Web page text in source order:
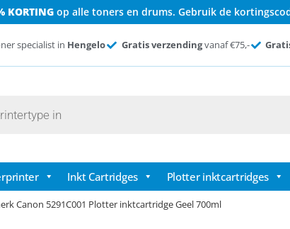
KORTINGop alle toners en drums. Gebruik de
specialist in Hengelo Gratis verzendingvanaf €75,-
Inkt Cartridges Plotter inktcartridges
Canon 5291C001 Plotter inktcartridge Geel 700ml